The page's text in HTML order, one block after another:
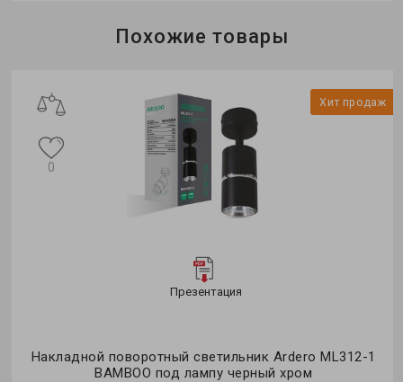
LedcoinПохожие товары
Хит продаж
Презентация
Накладной поворотный светильник Ardero ML312-1
BAMBOO под лампу черный хром
0